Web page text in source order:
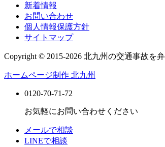
新着情報
お問い合わせ
個人情報保護方針
サイトマップ
Copyright © 2015-2026 北九州の交通事故を
ホームページ制作 北九州
0120-70-71-72
お気軽にお問い合わせください
メールで相談
LINEで相談